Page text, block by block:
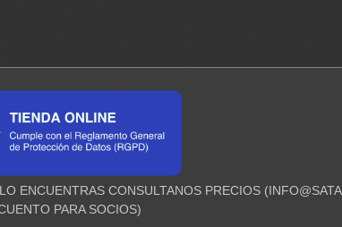
ENCUENTRAS CONSULTANOS PRECIOS (
PARA SOCIOS)